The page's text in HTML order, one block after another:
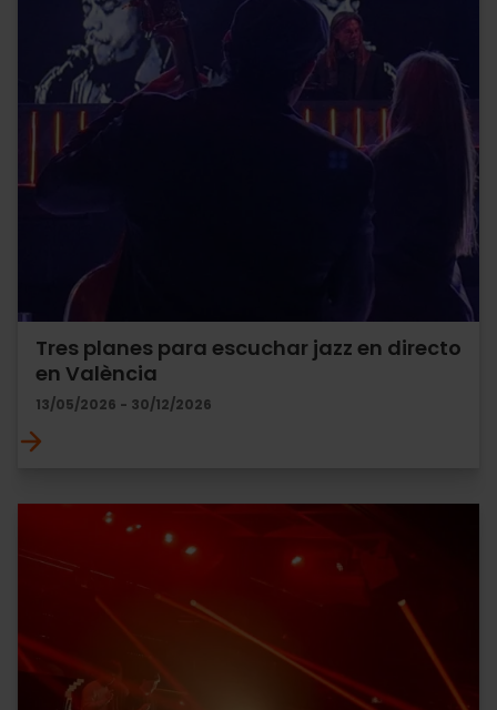
Tres planes para escuchar jazz en directo
en València
13/05/2026 - 30/12/2026